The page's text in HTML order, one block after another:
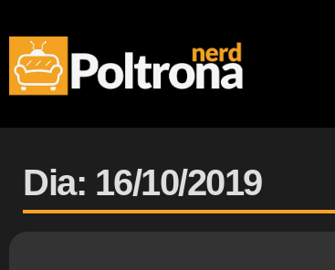
Dia: 16/10/2019